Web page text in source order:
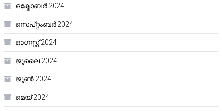
ഒക്ടോബർ 2024
സെപ്റ്റംബർ 2024
ഓഗസ്റ്റ്‌ 2024
ജൂലൈ 2024
ജൂൺ 2024
മെയ്‌ 2024